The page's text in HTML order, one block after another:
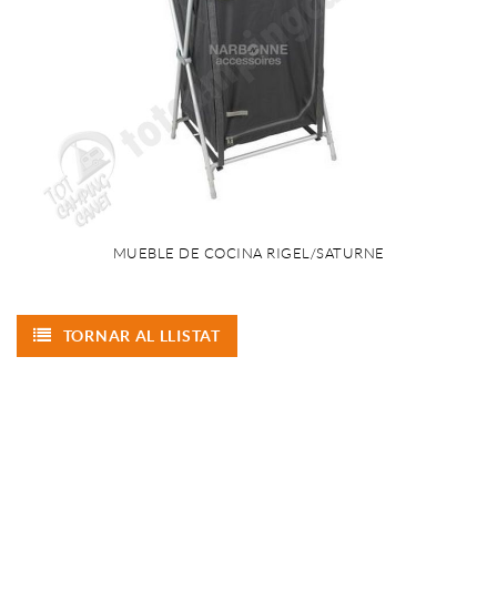
MUEBLE DE COCINA RIGEL/SATURNE
TORNAR AL LLISTAT